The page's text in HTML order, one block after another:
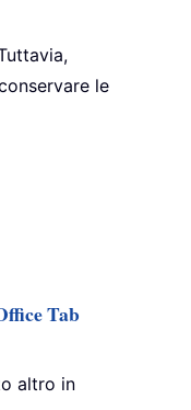
le
Tab
altro in